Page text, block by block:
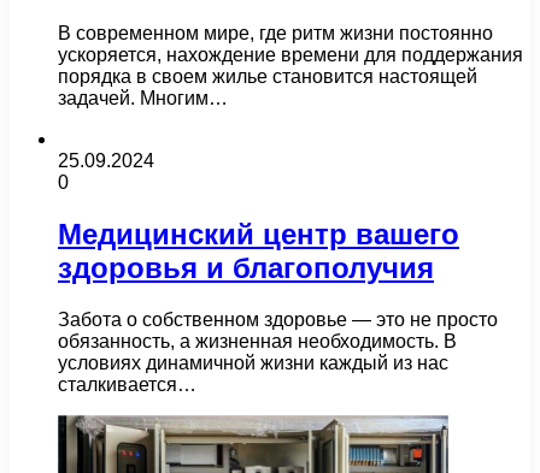
В современном мире, где ритм жизни постоянно
ускоряется, нахождение времени для поддержания
порядка в своем жилье становится настоящей
задачей. Многим…
25.09.2024
0
Медицинский центр вашего
здоровья и благополучия
Забота о собственном здоровье — это не просто
обязанность, а жизненная необходимость. В
условиях динамичной жизни каждый из нас
сталкивается…